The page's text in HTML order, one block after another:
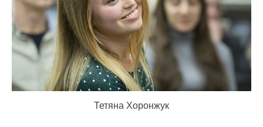
Тетяна Хоронжук